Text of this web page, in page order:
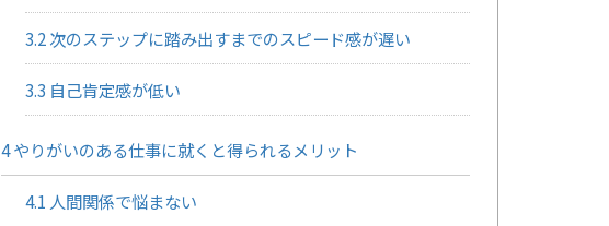
3.2次のステップに踏み出すまでのスピード感が遅い
3.3 自己肯定感が低い
4やりがいのある仕事に就くと得られるメリット
4.1 人間関係で悩まない